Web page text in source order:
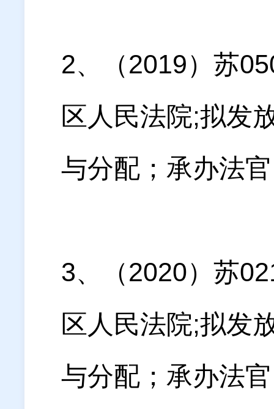
2、（2019）苏
区人民法院;拟发
与分配；承办法
3、（2020）苏
区人民法院;拟发
与分配；承办法